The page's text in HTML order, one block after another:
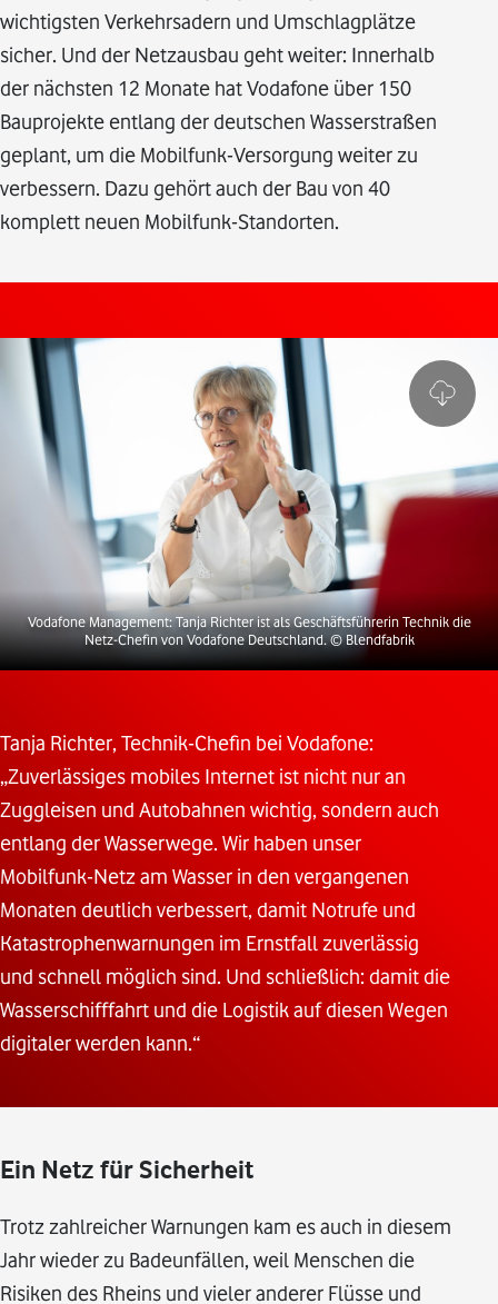
wichtigsten Verkehrsadern und Umschlagplätze
sicher. Und der Netzausbau geht weiter: Innerhalb
der nächsten 12 Monate hat Vodafone über 150
Bauprojekte entlang der deutschen Wasserstraßen
geplant, um die Mobilfunk-Versorgung weiter zu
verbessern. Dazu gehört auch der Bau von 40
komplett neuen Mobilfunk-Standorten.
Vodafone Management: Tanja Richter ist als Geschäftsführerin Technik die
Netz-Chefin von Vodafone Deutschland.© Blendfabrik
Tanja Richter, Technik-Chefin bei Vodafone:
„Zuverlässiges mobiles Internet ist nicht nur an
Zuggleisen und Autobahnen wichtig, sondern auch
entlang der Wasserwege. Wir haben unser
Mobilfunk-Netz am Wasser in den vergangenen
Monaten deutlich verbessert, damit Notrufe und
Katastrophenwarnungen im Ernstfall zuverlässig
und schnell möglich sind. Und schließlich: damit die
Wasserschifffahrt und die Logistik auf diesen Wegen
digitaler werden kann.“
Ein Netz für Sicherheit
Trotz zahlreicher Warnungen kam es auch in diesem
Jahr wieder zu Badeunfällen, weil Menschen die
Risiken des Rheins und vieler anderer Flüsse und